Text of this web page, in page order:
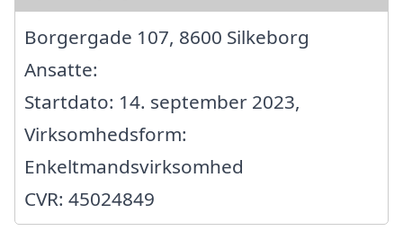
Borgergade 107, 8600 Silkeborg
Ansatte:
Startdato: 14. september 2023,
Virksomhedsform:
Enkeltmandsvirksomhed
CVR: 45024849